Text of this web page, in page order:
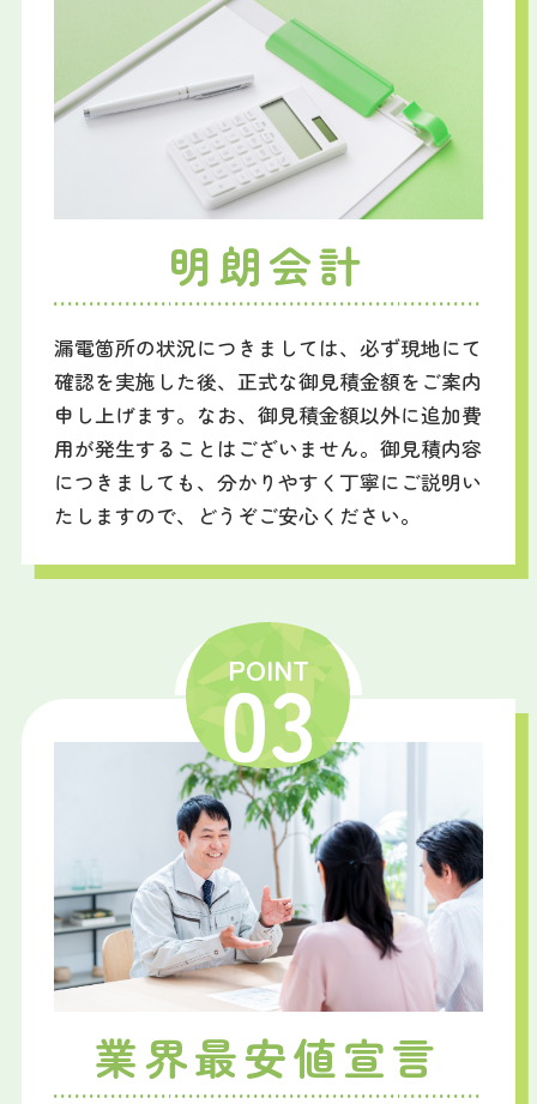
明朗会計
漏電箇所の状況につきましては、必ず現地にて
確認を実施した後、正式な御見積金額をご案内
申し上げます。なお、御見積金額以外に追加費
用が発生することはございません。御見積内容
につきましても、分かりやすく丁寧にご説明い
たしますので、どうぞご安心ください。
POINT
03
業界最安値宣言